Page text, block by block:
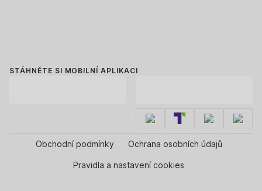
STÁHNĚTE SI MOBILNÍ APLIKACI
Obchodní podmínky Ochrana osobních údajů
Pravidla a nastavení cookies